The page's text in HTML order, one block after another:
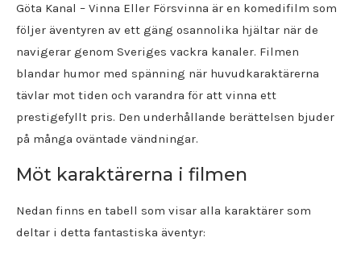
Göta Kanal – Vinna Eller Försvinna är en komedifilm som
följer äventyren av ett gäng osannolika hjältar när de
navigerar genom Sveriges vackra kanaler. Filmen
blandar humor med spänning när huvudkaraktärerna
tävlar mot tiden och varandra för att vinna ett
prestigefyllt pris. Den underhållande berättelsen bjuder
på många oväntade vändningar.
Möt karaktärerna i filmen
Nedan finns en tabell som visar alla karaktärer som
deltar i detta fantastiska äventyr: